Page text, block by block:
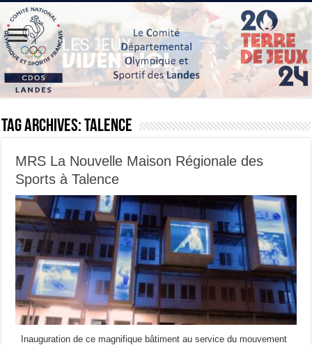
Tag Archives:Talence
MRS La Nouvelle Maison Régionale des
Sports à Talence
Inauguration de ce magnifique bâtiment au service du mouvement